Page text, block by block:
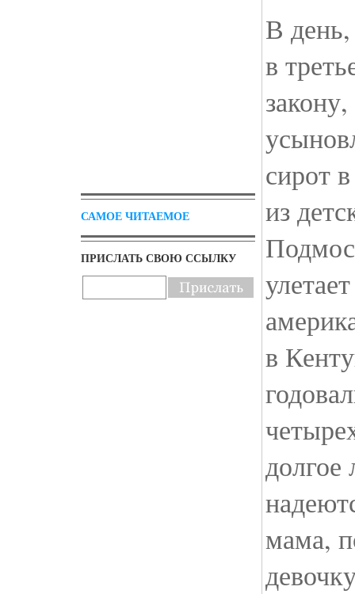
САМОЕ ЧИТАЕМОЕ
ПРИСЛАТЬ СВОЮ ССЫЛКУ
В
в
сирот
из
в
долгое
мама,